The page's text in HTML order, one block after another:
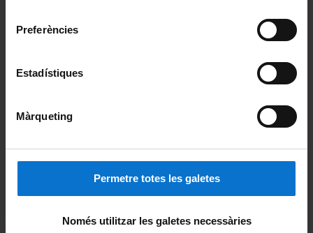
Preferències
Estadístiques
Màrqueting
Permetre totes les galetes
Només utilitzar les galetes necessàries
Doctorado
Admisión y Acceso
Matrícula
Documento de compromiso